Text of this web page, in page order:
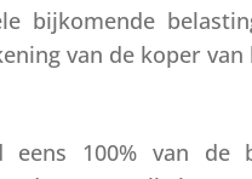
bijkomende
van de koper
100% van de